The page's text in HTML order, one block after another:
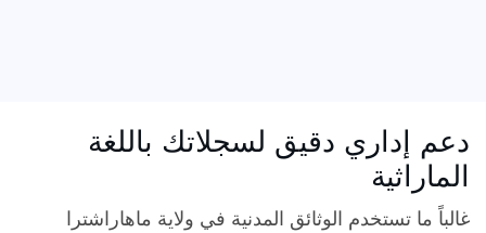
دعم إداري دقيق لسجلاتك باللغة
الماراثية
غالباً ما تستخدم الوثائق المدنية في ولاية ماهاراشترا